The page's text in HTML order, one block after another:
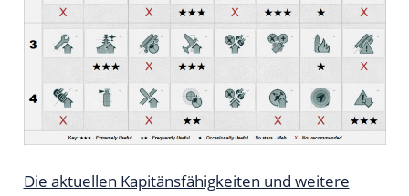
Die aktuellen Kapitänsfähigkeiten und weitere